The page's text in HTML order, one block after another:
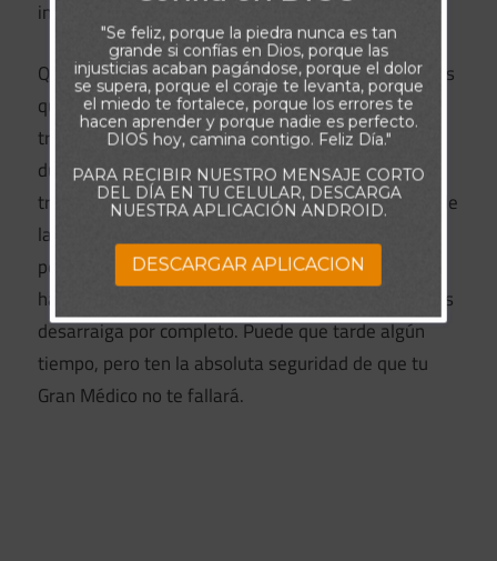
interior.
Quizá hoy te sientas frustrado por las viejas heridas
que te acosan continuamente: los rechazos, las
traiciones y los fracasos que han moldeado tu vida
durante tanto tiempo. Amigo, anímate. Dios está
trabajando para sanarte. A veces lo hace a través de
las pruebas y los desafíos a los que te enfrentas,
pero no desesperes. Él sabe exactamente lo que
hace cuando saca a la superficie los problemas y los
desarraiga por completo. Puede que tarde algún
tiempo, pero ten la absoluta seguridad de que tu
Gran Médico no te fallará.
"Se feliz, porque la piedra nunca es tan
grande si confías en Dios, porque las
injusticias acaban pagándose, porque el dolor
se supera, porque el coraje te levanta, porque
el miedo te fortalece, porque los errores te
hacen aprender y porque nadie es perfecto.
DIOS hoy, camina contigo. Feliz Día."
PARA RECIBIR NUESTRO MENSAJE CORTO
DEL DÍA EN TU CELULAR, DESCARGA
NUESTRA APLICACIÓN ANDROID.
DESCARGAR APLICACION